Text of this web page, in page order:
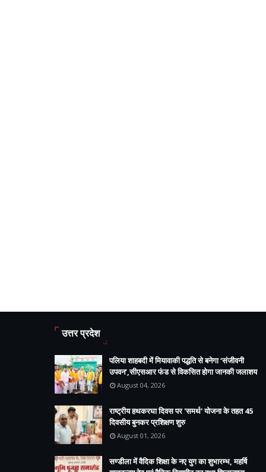
उत्तर प्रदेश
पलिया शाहबदी में मियावाकी पद्धति से बनेगा ‘संजीवनी
उपवन’,सीएसआर फंड से विकसित होगा जानकी जलाशय
August 04, 2026
राष्ट्रीय हथकरघा दिवस पर 'समर्थ' योजना के तहत 45
दिवसीय बुनकर प्रशिक्षण शुरु
August 01, 2026
सण्डीला में वैदिक शिक्षा के नए युग का शुभारम्भ, महर्षि